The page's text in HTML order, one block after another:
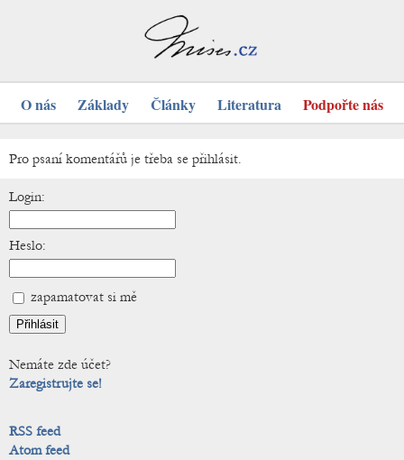
O nás Základy Články Literatura Podpořte nás
Pro psaní komentářů je třeba se přihlásit.
Login:
Heslo:
zapamatovat si mě
Nemáte zde účet?
Zaregistrujte se!
RSS feed
Atom feed